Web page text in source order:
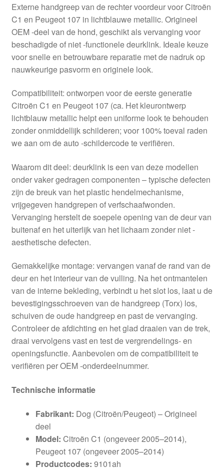
Externe handgreep van de rechter voordeur voor Citroën
C1 en Peugeot 107 in lichtblauwe metallic. Origineel
OEM -deel van de hond, geschikt als vervanging voor
beschadigde of niet -functionele deurklink. Ideale keuze
voor snelle en betrouwbare reparatie met de nadruk op
nauwkeurige pasvorm en originele look.
Compatibiliteit: ontworpen voor de eerste generatie
Citroën C1 en Peugeot 107 (ca. Het kleurontwerp
lichtblauw metallic helpt een uniforme look te behouden
zonder onmiddellijk schilderen; voor 100% toeval raden
we aan om de auto -schildercode te verifiëren.
Waarom dit deel: deurklink is een van deze modellen
onder vaker gedragen componenten – typische defecten
zijn de breuk van het plastic hendelmechanisme,
vrijgegeven handgrepen of verfschaafwonden.
Vervanging herstelt de soepele opening van de deur van
buitenaf en het uiterlijk van het lichaam zonder niet -
aesthetische defecten.
Gemakkelijke montage: vervangen vanaf de rand van de
deur en het interieur van de vulling. Na het ontmantelen
van de interne bekleding, verbindt u het slot los, laat u de
bevestigingsschroeven van de handgreep (Torx) los,
schuiven de oude handgreep en past de vervanging.
Controleer de afdichting en het glad draaien van de trek,
draai vervolgens vast en test de vergrendelings- en
openingsfunctie. Aanbevolen om de compatibiliteit te
verifiëren per OEM -onderdeelnummer.
Technische informatie
Fabrikant: Dog (Citroën/Peugeot) – Origineel
deel
Model: Citroën C1 (ongeveer 2005–2014),
Peugeot 107 (ongeveer 2005–2014)
Productcodes: 9101ah